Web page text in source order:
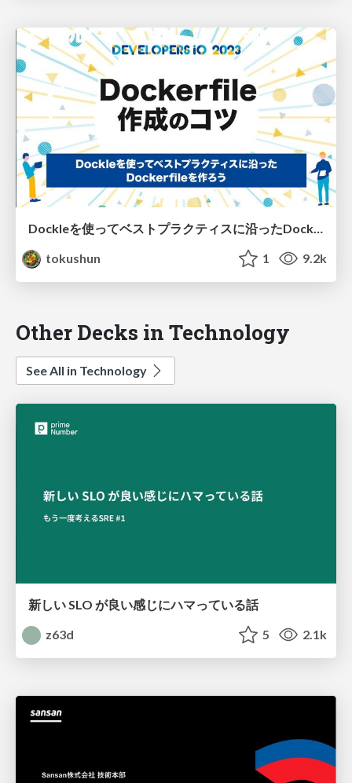
Dockleを使ってベストプラクティスに沿ったDockerfileを作ろう
tokushun
1 9.2k
Other Decks in Technology
See All in Technology
新しい SLO が良い感じにハマっている話
z63d
5 2.1k